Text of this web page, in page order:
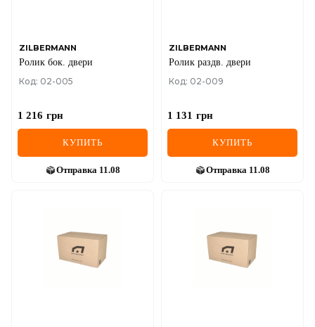
ZILBERMANN
Ролик бок. двери
Код: 02-005
1 216 грн
КУПИТЬ
Отправка 11.08
ZILBERMANN
Ролик раздв. двери
Код: 02-009
1 131 грн
КУПИТЬ
Отправка 11.08